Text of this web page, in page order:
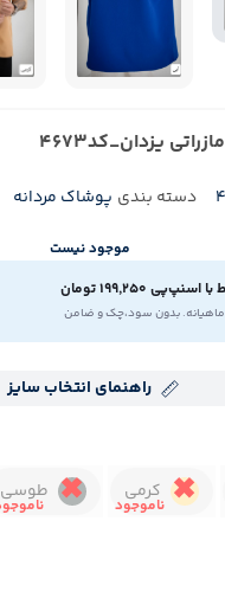
یزدان_کد4673
دسته بندی پوشاک مردانه
موجود نیست
199,250 تومان
راهنمای انتخاب سایز
کرمی طوسی